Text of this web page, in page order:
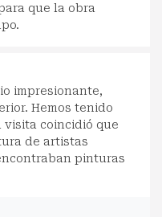
que la obra
impresionante,
Hemos tenido
visita coincidió que
de artistas
pinturas